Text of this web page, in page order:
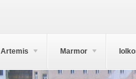
Artemis Marmor